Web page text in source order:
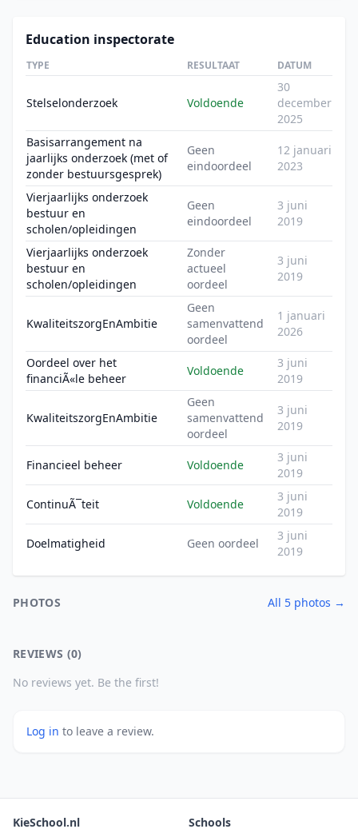
Education inspectorate
TYPE RESULTAAT DATUM
Stelselonderzoek Voldoende
30
december
2025
Basisarrangement na
jaarlijks onderzoek (met of
zonder bestuursgesprek)
Geen
eindoordeel
12 januari
2023
Vierjaarlijks onderzoek
bestuur en
scholen/opleidingen
Geen
eindoordeel
3 juni
2019
Vierjaarlijks onderzoek
bestuur en
scholen/opleidingen
Zonder
actueel
oordeel
3 juni
2019
KwaliteitszorgEnAmbitie
Geen
samenvattend
oordeel
1 januari
2026
Oordeel over het
financiÃ«le beheer
Voldoende
3 juni
2019
KwaliteitszorgEnAmbitie
Geen
samenvattend
oordeel
3 juni
2019
Financieel beheer Voldoende
3 juni
2019
ContinuÃ¯teit Voldoende
3 juni
2019
Doelmatigheid Geen oordeel
3 juni
2019
PHOTOS All 5 photos →
REVIEWS (0)
No reviews yet. Be the first!
Log in to leave a review.
KieSchool.nl
Schools